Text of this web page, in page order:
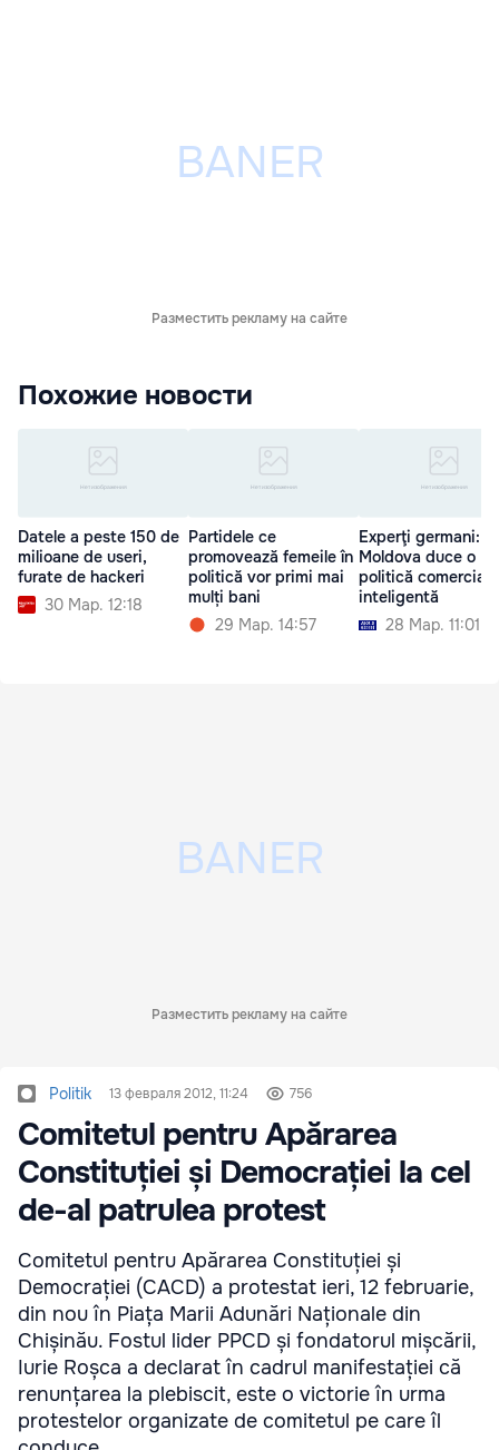
Разместить рекламу на сайте
Похожие новости
Datele a peste 150 de
milioane de useri,
furate de hackeri
30 Мар. 12:18
Partidele ce
promovează femeile în
politică vor primi mai
mulți bani
29 Мар. 14:57
Experţi germani:
Moldova duce o
politică comercială
inteligentă
28 Мар. 11:01
Разместить рекламу на сайте
Politik 13 февраля 2012, 11:24 756
Comitetul pentru Apărarea
Constituției și Democrației la cel
de-al patrulea protest
Comitetul pentru Apărarea Constituției și
Democrației (CACD) a protestat ieri, 12 februarie,
din nou în Piața Marii Adunări Naționale din
Chișinău. Fostul lider PPCD și fondatorul mișcării,
Iurie Roșca a declarat în cadrul manifestației că
renunțarea la plebiscit, este o victorie în urma
protestelor organizate de comitetul pe care îl